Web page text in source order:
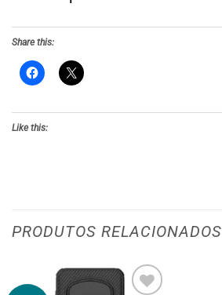
Share this:
Like this:
PRODUTOS RELACIONADOS